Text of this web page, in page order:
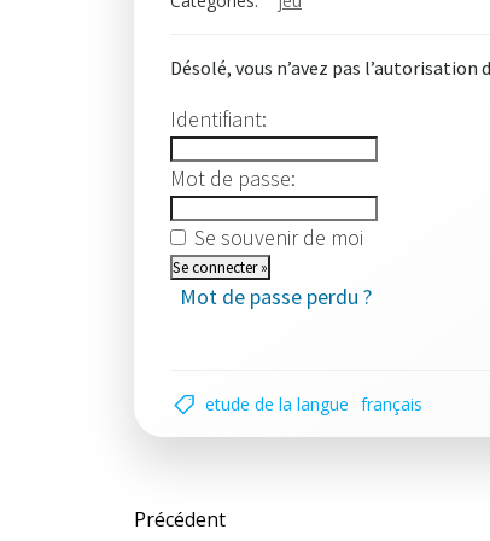
Désolé, vous n’avez pas
Identifiant:
Mot de passe:
Se souvenir de moi
Mot de passe perdu ?
etude de la langue français
Post
Précédent